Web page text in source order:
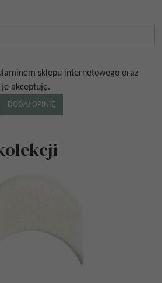
sklepu internetowego oraz
akceptuję.